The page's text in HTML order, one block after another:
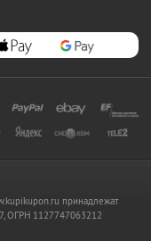
принадлежат
ОГРН 1127747063212